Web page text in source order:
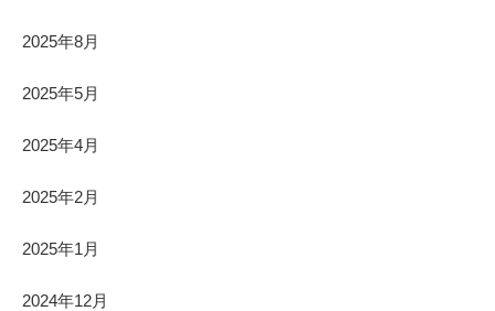
2025年8月
2025年5月
2025年4月
2025年2月
2025年1月
2024年12月